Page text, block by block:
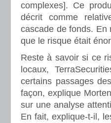
complexes]. Ce
décrit comme
cascade de fonds. En
que le risque était
Reste à savoir si ce
locaux,
certains passages
façon, explique
sur une analyse
En fait, explique-t-il,